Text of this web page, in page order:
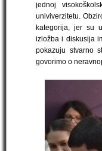
jednoj
univiverzitetu.
kategorija, jer su
izložba i diskusija
pokazuju stvarno
govorimo o